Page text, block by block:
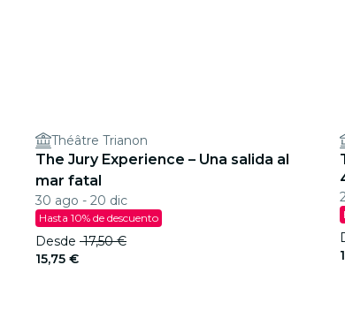
Théâtre Trianon
The Jury Experience – Una salida al
mar fatal
30 ago - 20 dic
Hasta 10% de descuento
Desde 17,50 €
15,75 €